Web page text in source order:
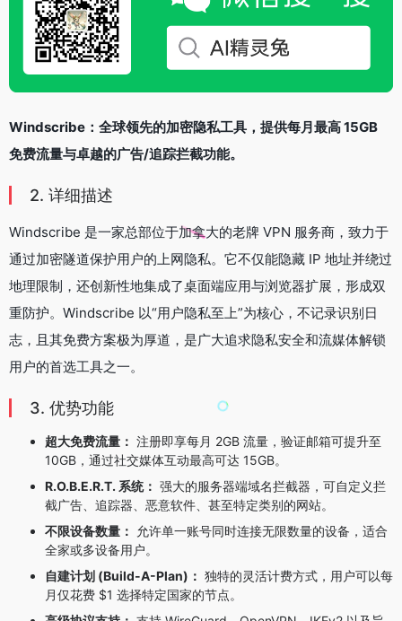
Windscribe：全球领先的加密隐私工具，提供每月最高 15GB
免费流量与卓越的广告/追踪拦截功能。
2. 详细描述
Windscribe 是一家总部位于加拿大的老牌 VPN 服务商，致力于
通过加密隧道保护用户的上网隐私。它不仅能隐藏 IP 地址并绕过
地理限制，还创新性地集成了桌面端应用与浏览器扩展，形成双
重防护。Windscribe 以“用户隐私至上”为核心，不记录识别日
志，且其免费方案极为厚道，是广大追求隐私安全和流媒体解锁
用户的首选工具之一。
3. 优势功能
超大免费流量： 注册即享每月 2GB 流量，验证邮箱可提升至
10GB，通过社交媒体互动最高可达 15GB。
R.O.B.E.R.T. 系统： 强大的服务器端域名拦截器，可自定义拦
截广告、追踪器、恶意软件、甚至特定类别的网站。
不限设备数量： 允许单一账号同时连接无限数量的设备，适合
全家或多设备用户。
自建计划 (Build-A-Plan)： 独特的灵活计费方式，用户可以每
月仅花费 $1 选择特定国家的节点。